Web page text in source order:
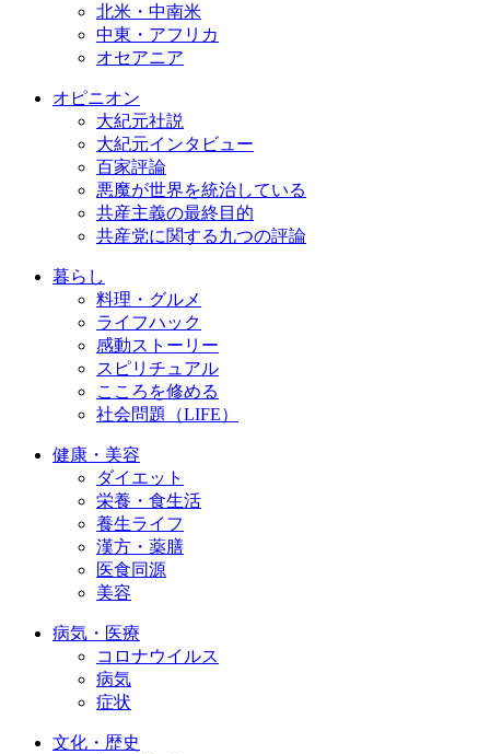
北米・中南米
中東・アフリカ
オセアニア
オピニオン
大紀元社説
大紀元インタビュー
百家評論
悪魔が世界を統治している
共産主義の最終目的
共産党に関する九つの評論
暮らし
料理・グルメ
ライフハック
感動ストーリー
スピリチュアル
こころを修める
社会問題（LIFE）
健康・美容
ダイエット
栄養・食生活
養生ライフ
漢方・薬膳
医食同源
美容
病気・医療
コロナウイルス
病気
症状
文化・歴史